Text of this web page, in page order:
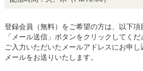
登録会員（無料）をご希望の方は、以下項
「メール送信」ボタンをクリックしてくだ
ご入力いただいたメールアドレスにお申
メールをお送りいたします。